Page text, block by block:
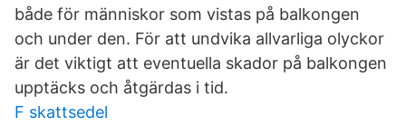
både för människor som vistas på balkongen
och under den. För att undvika allvarliga olyckor
är det viktigt att eventuella skador på balkongen
upptäcks och åtgärdas i tid.
F skattsedel